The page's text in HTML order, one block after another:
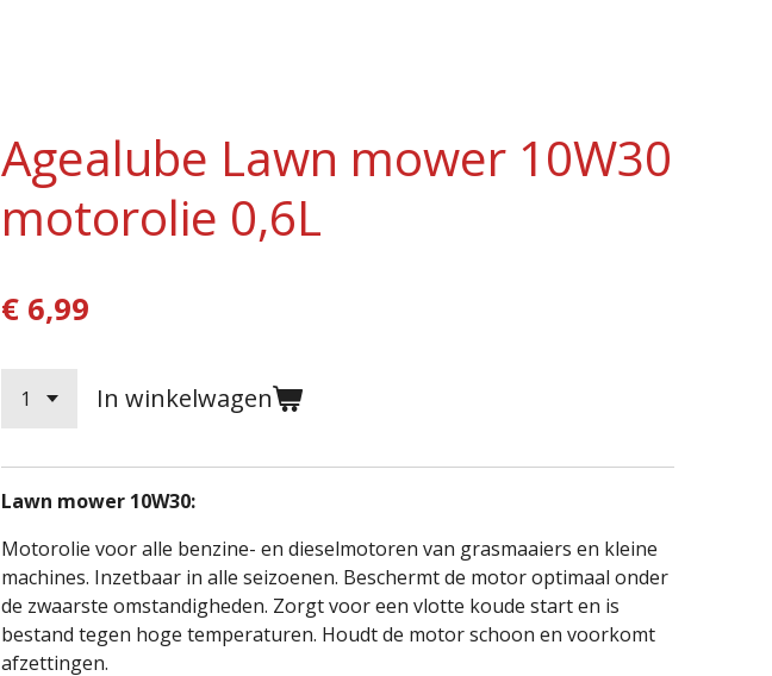
Agealube Lawn mower 10W30
motorolie 0,6L
€ 6,99
In winkelwagen
Lawn mower 10W30:
Motorolie voor alle benzine- en dieselmotoren van grasmaaiers en kleine
machines. Inzetbaar in alle seizoenen. Beschermt de motor optimaal onder
de zwaarste omstandigheden. Zorgt voor een vlotte koude start en is
bestand tegen hoge temperaturen. Houdt de motor schoon en voorkomt
afzettingen.